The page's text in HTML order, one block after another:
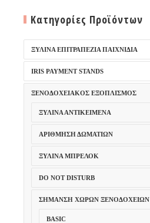
Κατηγορίες Προϊόντων
ΞΎΛΙΝΑ ΕΠΙΤΡΑΠΈΖΙΑ ΠΑΙΧΝΊΔΙΑ
IRIS PAYMENT STANDS
ΞΕΝΟΔΟΧΕΙΑΚΌΣ ΕΞΟΠΛΙΣΜΌΣ
ΞΎΛΙΝΑ ΑΝΤΙΚΕΊΜΕΝΑ
ΑΡΊΘΜΗΣΗ ΔΩΜΑΤΊΩΝ
ΞΎΛΙΝΑ ΜΠΡΕΛΌΚ
DO NOT DISTURB
ΣΉΜΑΝΣΗ ΧΏΡΩΝ ΞΕΝΟΔΟΧΕΊΩΝ
BASIC